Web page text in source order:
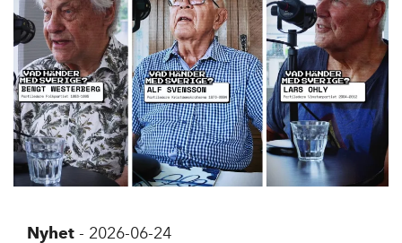
Nyhet - 2026-06-24